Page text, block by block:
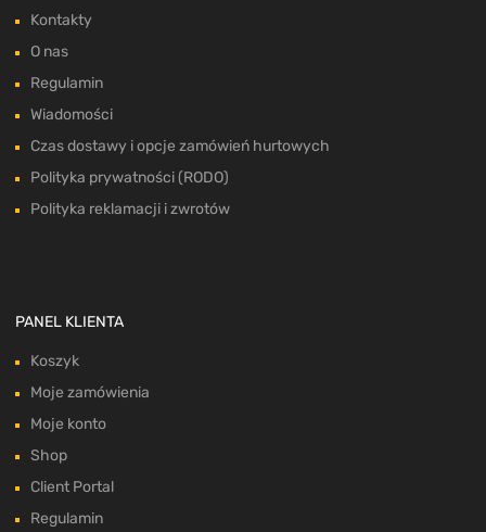
Kontakty
O nas
Regulamin
Wiadomości
Czas dostawy i opcje zamówień hurtowych
Polityka prywatności (RODO)
Polityka reklamacji i zwrotów
PANEL KLIENTA
Koszyk
Moje zamówienia
Moje konto
Shop
Client Portal
Regulamin